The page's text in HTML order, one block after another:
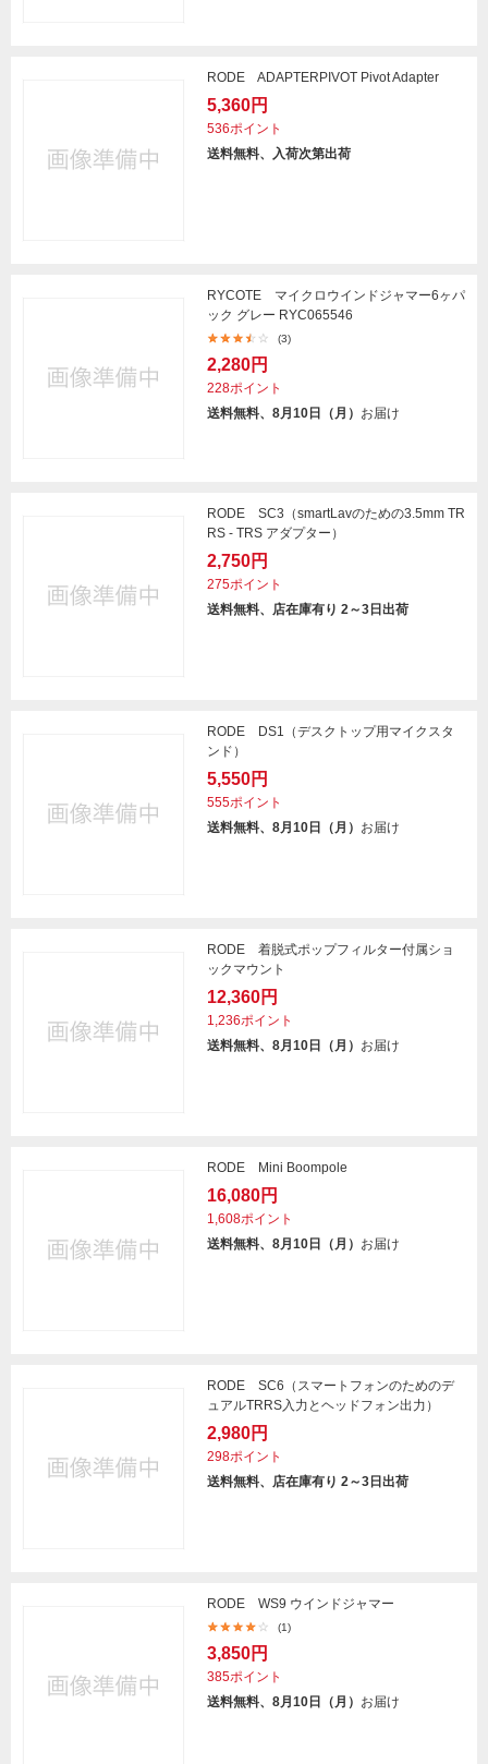
RODE ADAPTERPIVOT Pivot Adapter
5,360円
536ポイント
送料無料、入荷次第出荷
RYCOTE マイクロウインドジャマー6ヶパ
ック グレー RYC065546
(3)
2,280円
228ポイント
送料無料、8月10日（月） お届け
RODE SC3（smartLavのための3.5mm TR
RS - TRS アダプター）
2,750円
275ポイント
送料無料、店在庫有り 2～3日出荷
RODE DS1（デスクトップ用マイクスタ
ンド）
5,550円
555ポイント
送料無料、8月10日（月） お届け
RODE 着脱式ポップフィルター付属ショ
ックマウント
12,360円
1,236ポイント
送料無料、8月10日（月） お届け
RODE Mini Boompole
16,080円
1,608ポイント
送料無料、8月10日（月） お届け
RODE SC6（スマートフォンのためのデ
ュアルTRRS入力とヘッドフォン出力）
2,980円
298ポイント
送料無料、店在庫有り 2～3日出荷
RODE WS9 ウインドジャマー
(1)
3,850円
385ポイント
送料無料、8月10日（月） お届け